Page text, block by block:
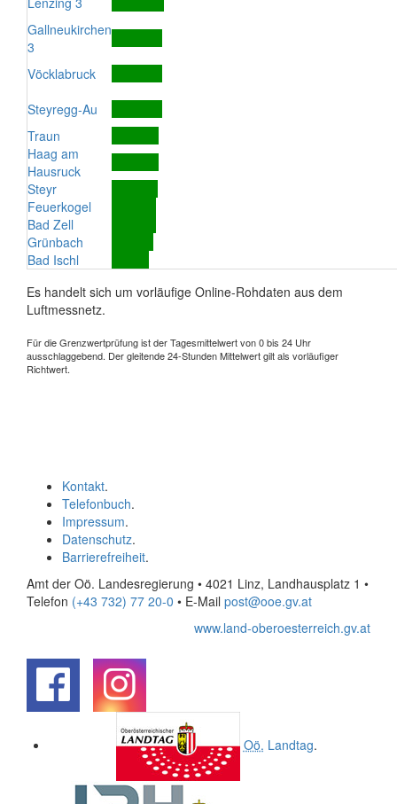
Gallneukirchen
3
Vöcklabruck
Steyregg-Au
Traun
Haag am
Hausruck
Steyr
Feuerkogel
Bad Zell
Grünbach
Bad Ischl
Es handelt sich um vorläufige Online-Rohdaten aus dem
Luftmessnetz.
Für die Grenzwertprüfung ist der Tagesmittelwert von 0 bis 24 Uhr
ausschlaggebend. Der gleitende 24-Stunden Mittelwert gilt als vorläufiger
Richtwert.
Kontakt.
Telefonbuch.
Impressum.
Datenschutz.
Barrierefreiheit.
Amt der Oö. Landesregierung • 4021 Linz, Landhausplatz 1 •
Telefon (+43 732) 77 20-0 • E-Mail post@ooe.gv.at
www.land-oberoesterreich.gv.at
Oö. Landtag.